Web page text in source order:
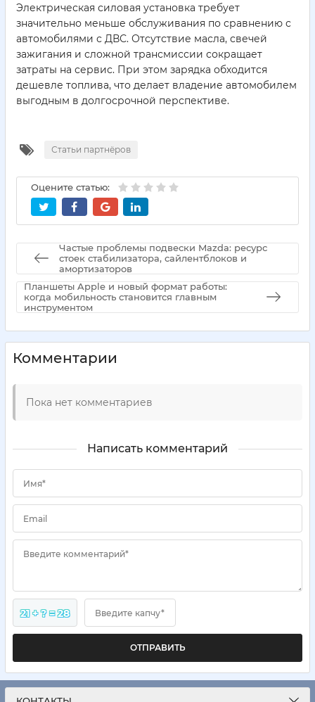
Электрическая силовая установка требует
значительно меньше обслуживания по сравнению с
автомобилями с ДВС. Отсутствие масла, свечей
зажигания и сложной трансмиссии сокращает
затраты на сервис. При этом зарядка обходится
дешевле топлива, что делает владение автомобилем
выгодным в долгосрочной перспективе.
Статьи партнёров
Оцените статью:
Частые проблемы подвески Mazda: ресурс
стоек стабилизатора, сайлентблоков и
амортизаторов
Планшеты Apple и новый формат работы:
когда мобильность становится главным
инструментом
Комментарии
Пока нет комментариев
Написать комментарий
Имя*
Email
Введите комментарий*
21 + ? = 28 Введите капчу*
ОТПРАВИТЬ